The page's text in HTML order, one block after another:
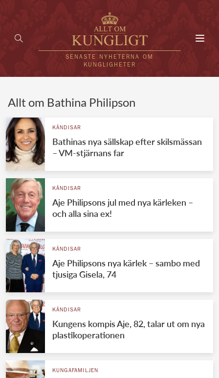
SENASTE NYHETERNA OM
KUNGLIGHETER
UTLÄNDSKT
VÄRLDENS KUNGAHUS
Svenska kungahuset
Brittiska kungahuset
Danska kungahuset
Spanska kungahuset
Jordanska kungahuset
Luxemburgska storhertighuset
Japanska kejsarhuset
Thailändska kungahuset
REDAKTION
Allt om Bathina Philipson
KÄNDISAR
Bathinas nya sällskap efter skilsmässan
– VM-stjärnans far
KÄNDISAR
Aje Philipsons jul med nya kärleken –
och alla sina ex!
KÄNDISAR
Aje Philipsons nya kärlek – sambo med
tjusiga Gisela, 74
KÄNDISAR
Kungens kompis Aje, 82, talar ut om nya
plastikoperationen
KUNGAFAMILJEN